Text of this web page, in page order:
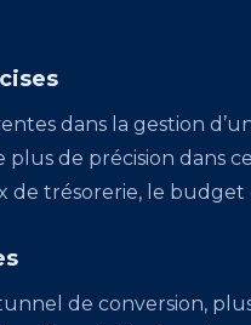
dans la gestion
de précision dans
de trésorerie, le budget
de conversion,